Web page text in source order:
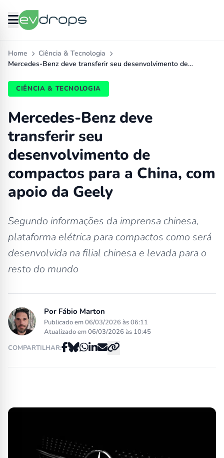
Home
Ciência & Tecnologia
Mercedes-Benz deve transferir seu desenvolvimento de…
CIÊNCIA & TECNOLOGIA
Mercedes-Benz deve
transferir seu
desenvolvimento de
compactos para a China, com
apoio da Geely
Segundo informações da imprensa chinesa,
plataforma elétrica para compactos como será
desenvolvida na filial chinesa e levada para o
resto do mundo
Por Fábio Marton
Publicado em 06/03/2026 às 06:11
Atualizado em 06/03/2026 às 10:45
COMPARTILHAR: